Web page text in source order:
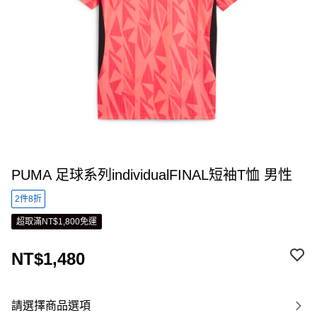
PUMA 足球系列individualFINAL短袖T恤 男性
2件8折
超取滿NT$1,800免運
NT$1,480
請選擇商品選項